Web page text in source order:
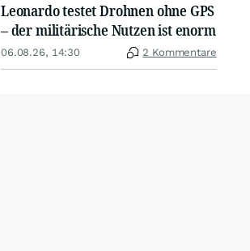
Leonardo testet Drohnen ohne GPS
– der militärische Nutzen ist enorm
06.08.26, 14:30 2 Kommentare